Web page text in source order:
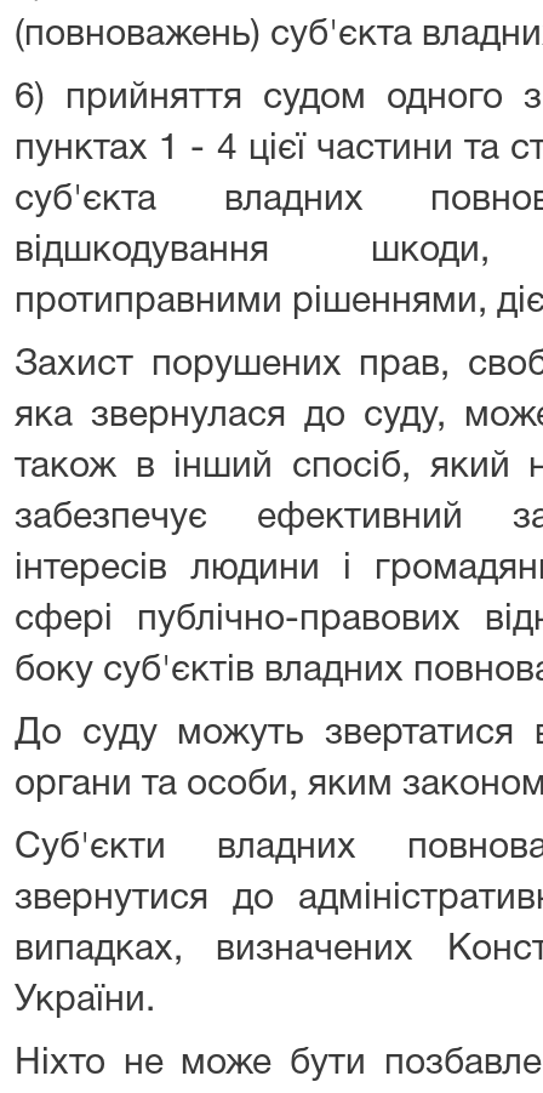
(повноважень) суб'єкта
6) прийняття судом одного
пунктах 1 - 4 цієї частини та
суб'єкта владних
відшкодування
протиправними рішеннями,
Захист порушених прав,
яка звернулася до суду,
також в інший спосіб, який
забезпечує ефективний
інтересів людини і
сфері публічно-правових
боку суб'єктів владних
До суду можуть звертатися
органи та особи, яким
Суб'єкти владних
звернутися до
випадках, визначених
України.
Ніхто не може бути